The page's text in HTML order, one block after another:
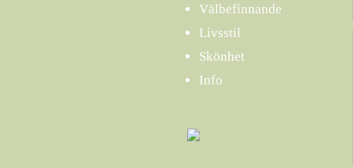
Välbefinnande
Livsstil
Skönhet
Info